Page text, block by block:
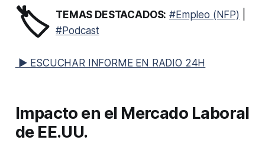
🏷️ TEMAS DESTACADOS: #Empleo (NFP)
#Podcast
▶ ESCUCHAR INFORME EN RADIO 24H
Impacto en el Mercado Laboral
de EE.UU.